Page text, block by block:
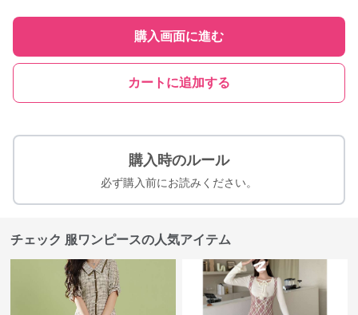
購入画面に進む
カートに追加する
購入時のルール
必ず購入前にお読みください。
チェック 服ワンピースの人気アイテム